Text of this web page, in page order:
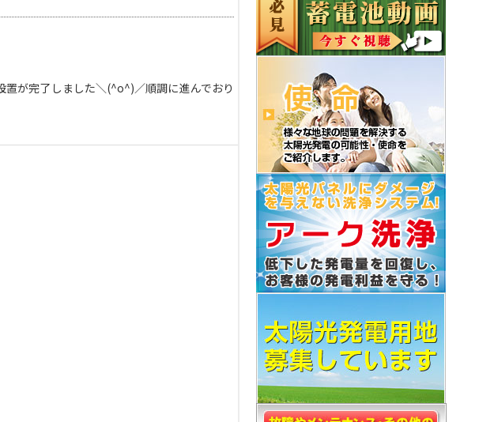
が完了しました＼(^o^)／順調に進んでおり